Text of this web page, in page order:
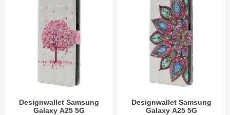
Designwallet Samsung
Galaxy A25 5G
Designwallet Samsung
Galaxy A25 5G